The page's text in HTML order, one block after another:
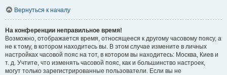
Вернуться к началу
На конференции неправильное время!
Возможно, отображается время, относящееся к другому часовому поясу, а
не к тому, в котором находитесь вы. В этом случае измените в личных
настройках часовой пояс на тот, в котором вы находитесь: Москва, Киев и
т. д. Учтите, что изменять часовой пояс, как и большинство настроек,
могут только зарегистрированные пользователи. Если вы не